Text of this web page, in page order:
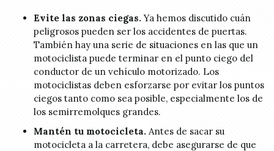
Evite las zonas ciegas. Ya hemos discutido cuán
peligrosos pueden ser los accidentes de puertas.
También hay una serie de situaciones en las que un
motociclista puede terminar en el punto ciego del
conductor de un vehículo motorizado. Los
motociclistas deben esforzarse por evitar los puntos
ciegos tanto como sea posible, especialmente los de
los semirremolques grandes.
Mantén tu motocicleta. Antes de sacar su
motocicleta a la carretera, debe asegurarse de que